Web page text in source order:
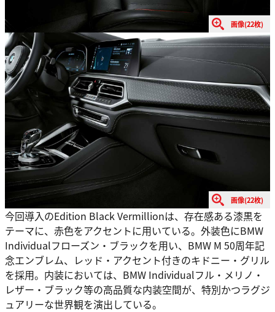
画像(22枚)
画像(22枚)
今回導入のEdition Black Vermillionは、存在感ある漆黒を
テーマに、赤色をアクセントに用いている。外装色にBMW
Individualフローズン・ブラックを用い、BMW M 50周年記
念エンブレム、レッド・アクセント付きのキドニー・グリル
を採用。内装においては、BMW Individualフル・メリノ・
レザー・ブラック等の高品質な内装空間が、特別かつラグジ
ュアリーな世界観を演出している。